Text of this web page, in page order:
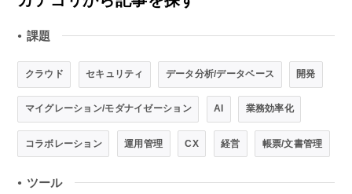
● 課題
クラウド セキュリティ データ分析/データベース 開発
マイグレーション/モダナイゼーション AI 業務効率化
コラボレーション 運用管理 CX 経営 帳票/文書管理
● ツール